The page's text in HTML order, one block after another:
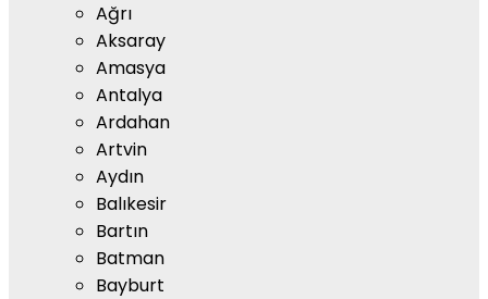
Ağrı
Aksaray
Amasya
Antalya
Ardahan
Artvin
Aydın
Balıkesir
Bartın
Batman
Bayburt